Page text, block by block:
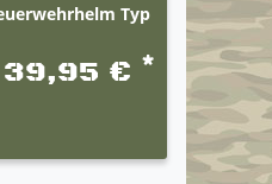
Typ
39,95 € *